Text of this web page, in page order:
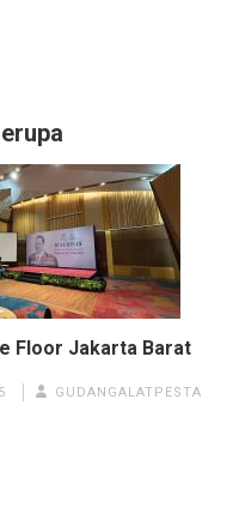
Floor Jakarta Barat
GUDANGALATPESTA